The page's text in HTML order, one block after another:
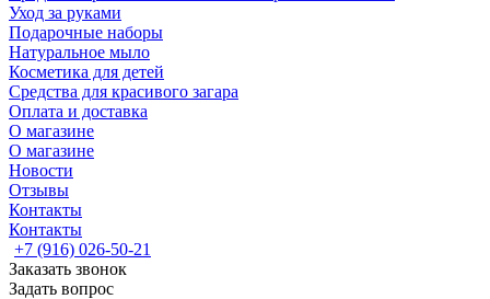
Уход за руками
Подарочные наборы
Натуральное мыло
Косметика для детей
Средства для красивого загара
Оплата и доставка
О магазине
О магазине
Новости
Отзывы
Контакты
Контакты
+7 (916) 026-50-21
Заказать звонок
Задать вопрос